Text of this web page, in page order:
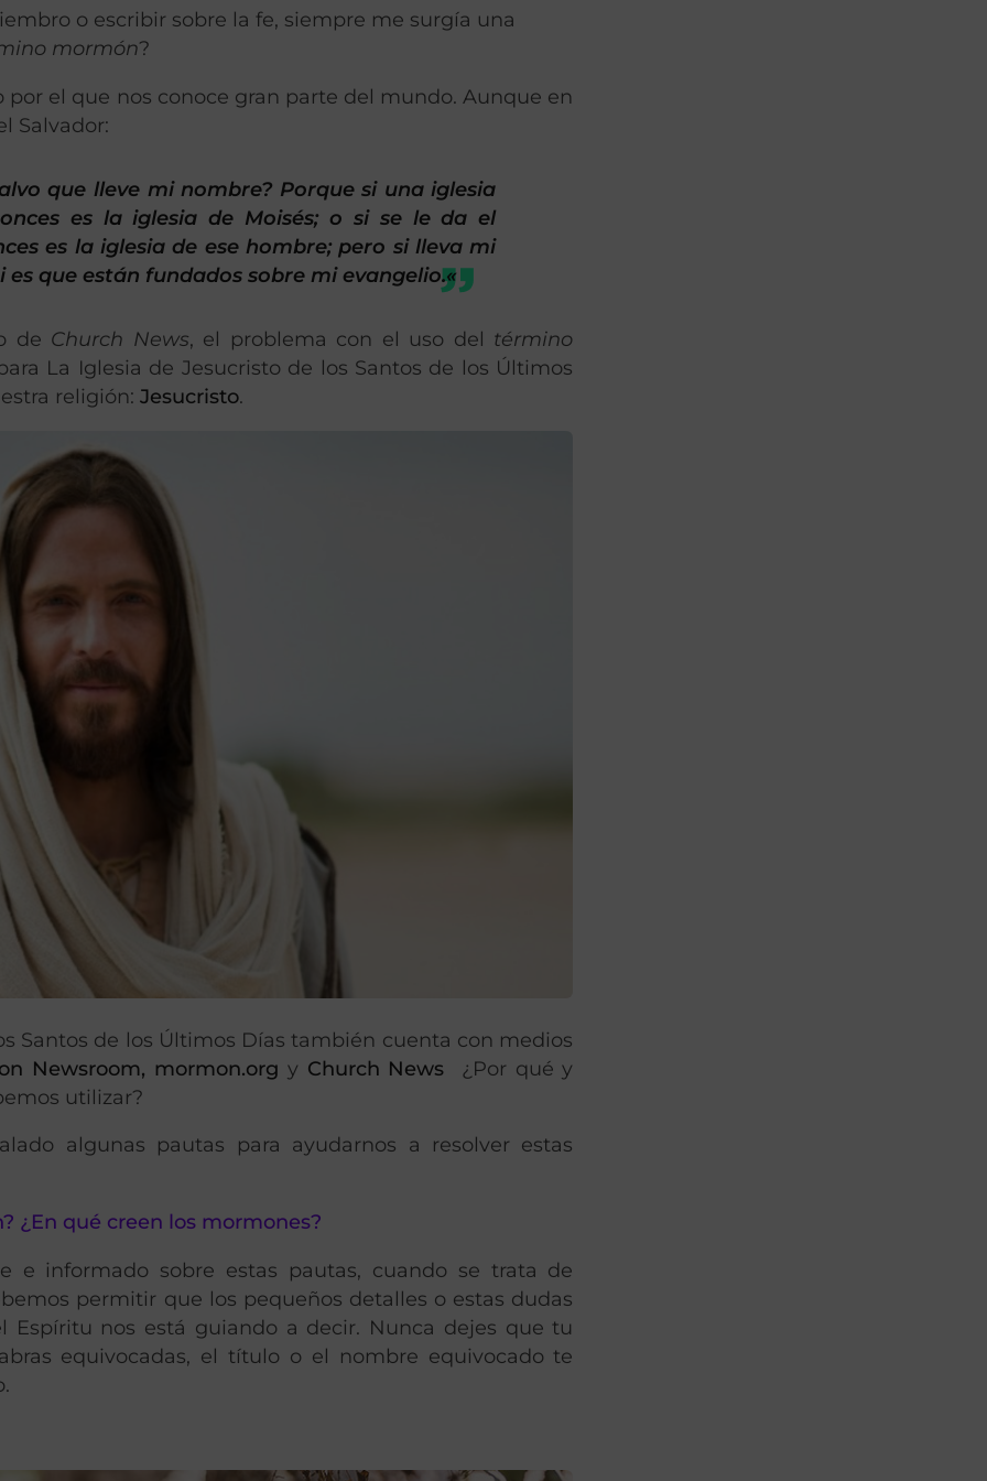
o escribir sobre la fe, siempre me surgía una
mormón?
por el que nos conoce gran parte del mundo. Aunque en
Salvador:
que lleve mi nombre? Porque si una iglesia
es la iglesia de Moisés; o si se le da el
es la iglesia de ese hombre; pero si lleva mi
es que están fundados sobre mi evangelio.«
de Church News, el problema con el uso del término
La Iglesia de Jesucristo de los Santos de los Últimos
religión:Jesucristo.
Santos de los Últimos Días también cuenta con medios
Newsroom, mormon.org y Church News
¿Por qué y
utilizar?
algunas pautas para ayudarnos a resolver estas
¿En qué creen los mormones?
e informado sobre estas pautas, cuando se trata de
permitir que los pequeños detalles o estas dudas
nos está guiando a decir. Nunca dejes que tu
equivocadas, el título o el nombre equivocado te